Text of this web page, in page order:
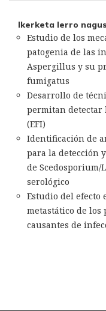
Ikerketa lerro
Estudio de los
patogenia de las
Aspergillus y su
fumigatus
Desarrollo de
permitan detectar
(EFI)
Identificación de
para la detección
de Scedosporium/
serológico
Estudio del
metastático de
causantes de